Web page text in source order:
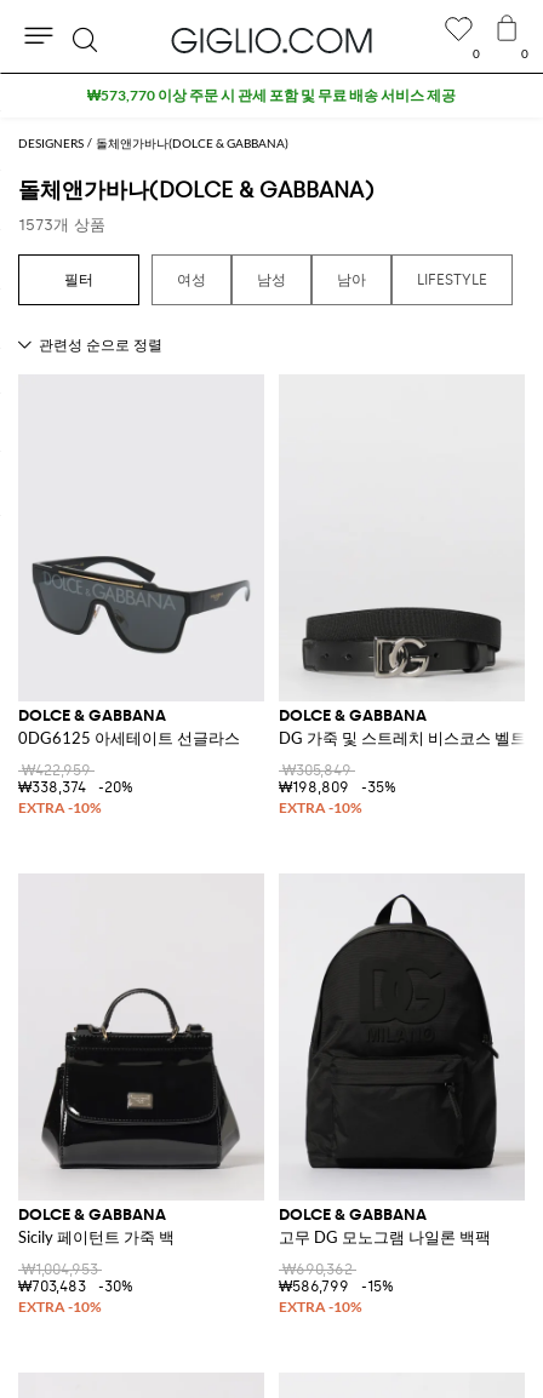
DESIGNERS 돌체앤가바나(DOLCE & GABBANA)
돌체앤가바나(DOLCE & GABBANA)
1573개 상품
여성 남성 남아 LIFESTYLE
DOLCE & GABBANA
0DG6125 아세테이트 선글라스
₩422,959
₩338,374
-20%
DOLCE & GABBANA
DG 가죽 및 스트레치 비스코스 벨트
₩305,849
₩198,809
-35%
DOLCE & GABBANA
Sicily 페이턴트 가죽 백
₩1,004,953
₩703,483
-30%
DOLCE & GABBANA
고무 DG 모노그램 나일론 백팩
₩690,362
₩586,799
-15%
0 0
검
색
세일 상품 추가 10% 할인